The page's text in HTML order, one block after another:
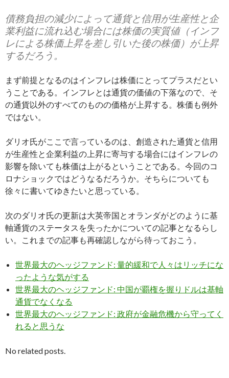
債務負担の減少によって通貨と信用が生産性と企
業利益に流れ込む場合には株価の実質値（インフ
レによる株価上昇を差し引いた後の株価）が上昇
するだろう。
まず前提となるのはインフレは株価にとってプラスだとい
うことである。インフレとは通貨の価値の下落なので、そ
の通貨以外のすべてのものの価格が上昇する。株価も例外
ではない。
ダリオ氏がここで言っているのは、創造された通貨と信用
が生産性と企業利益の上昇に寄与する場合にはインフレの
影響を除いても株価は上がるということである。今回のコ
ロナショックではどうなるだろうか。そちらについても
徐々に書いてゆきたいと思っている。
次のダリオ氏の更新は大英帝国とオランダがどのように基
軸通貨のステータスを失ったかについての記事となるらし
い。これまでの記事も再確認しながら待っておこう。
世界最大のヘッジファンド: 量的緩和で人々はリッチにな
ったような気がする
世界最大のヘッジファンド: 中国が覇権を握りドルは基軸
通貨でなくなる
世界最大のヘッジファンド: 政府が金融危機から守ってく
れると思うな
No related posts.